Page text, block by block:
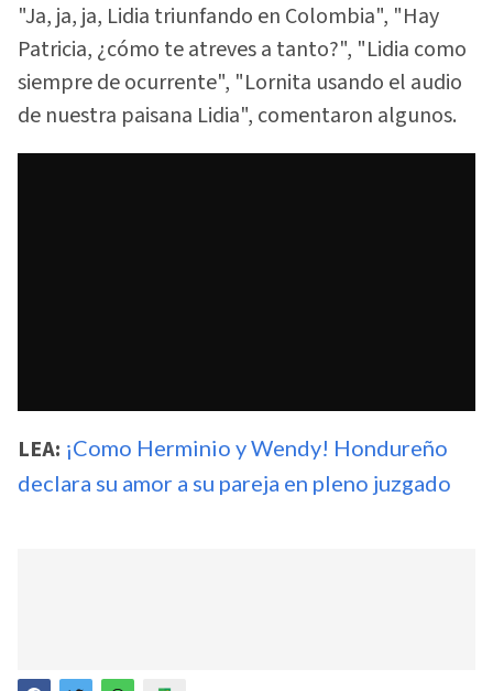
"Ja, ja, ja, Lidia triunfando en Colombia", "Hay
Patricia, ¿cómo te atreves a tanto?", "Lidia como
siempre de ocurrente", "Lornita usando el audio
de nuestra paisana Lidia", comentaron algunos.
LEA: ¡Como Herminio y Wendy! Hondureño
declara su amor a su pareja en pleno juzgado